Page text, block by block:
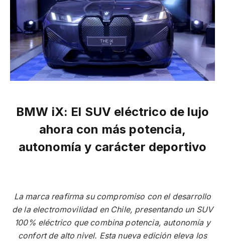
BMW iX: El SUV eléctrico de lujo
ahora con más potencia,
autonomía y carácter deportivo
La marca reafirma su compromiso con el desarrollo
de la electromovilidad en Chile, presentando un SUV
100% eléctrico que combina potencia, autonomía y
confort de alto nivel. Esta nueva edición eleva los